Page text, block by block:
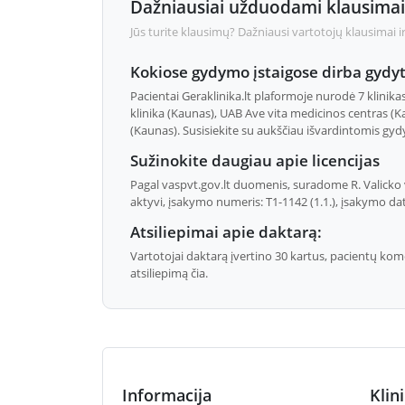
Dažniausiai užduodami klausimai
Jūs turite klausimų? Dažniausi vartotojų klausimai
Kokiose gydymo įstaigose dirba
Pacientai Geraklinika.lt plaformoje nurodė 7
klinika (Kaunas), UAB Ave vita medicinos centras
(Kaunas). Susisiekite su aukščiau išvardintomis
Sužinokite daugiau apie licencijas
Pagal vaspvt.gov.lt duomenis, suradome R.
aktyvi, įsakymo numeris: T1-1142 (1.1.), įsakymo
Atsiliepimai apie daktarą:
Vartotojai daktarą įvertino 30 kartus, pacientų
atsiliepimą čia.
Informacija